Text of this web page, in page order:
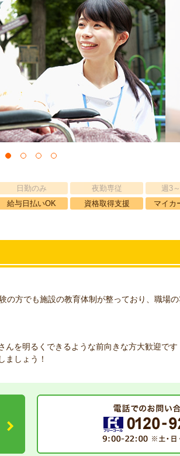
日勤のみ 夜勤専従 週3
給与日払いOK 資格取得支援 マイカ
方でも施設の教育体制が整っており、職場
を明るくできるような前向きな方大歓迎で
ましょう！